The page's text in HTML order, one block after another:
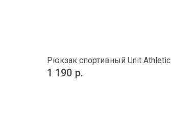
Рюкзак спортивный Unit Athletic
1 190 р.